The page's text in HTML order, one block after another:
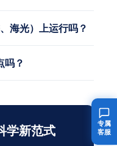
海光）上运行吗？
吗？
学新范式
专属
客服